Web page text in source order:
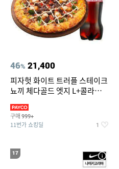
46% 21,400
피자헛 화이트 트러플 스테이크
뇨끼 체다골드 엣지 L+콜라
구매 999+
11번가 쇼킹딜 1
17